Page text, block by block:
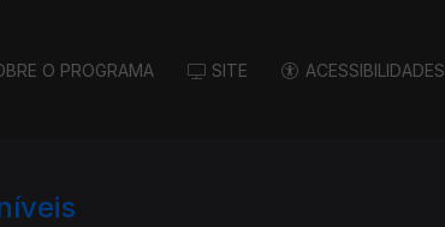
O PROGRAMA SITE ACESSIBILIDADES